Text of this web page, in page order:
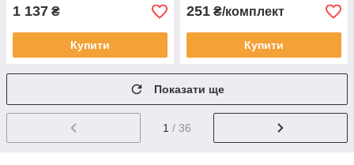
1 137 ₴
Купити
251 ₴/комплект
Купити
Показати ще
1 / 36